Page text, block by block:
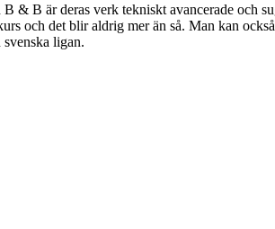
& B är deras verk tekniskt avancerade och
och det blir aldrig mer än så. Man kan
ligan.